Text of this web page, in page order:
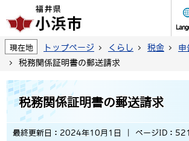
現在地 トップページ くらし 税金
申
税務関係証明書の郵送請求
税務関係証明書の郵送請求
最終更新日：2024年10月1日 ページID：